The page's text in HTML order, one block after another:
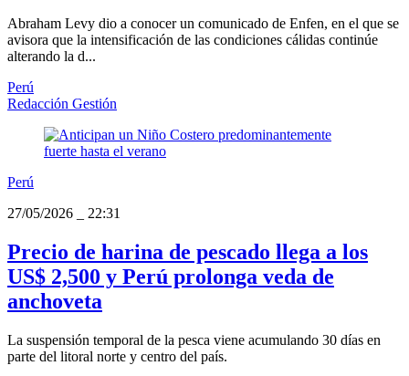
Abraham Levy dio a conocer un comunicado de Enfen, en el que se
avisora que la intensificación de las condiciones cálidas continúe
alterando la d...
Perú
Redacción Gestión
Perú
27/05/2026
22:31
Precio de harina de pescado llega a los
US$ 2,500 y Perú prolonga veda de
anchoveta
La suspensión temporal de la pesca viene acumulando 30 días en
parte del litoral norte y centro del país.